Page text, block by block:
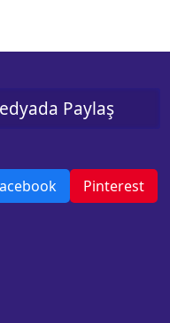
Paylaş
Pinterest